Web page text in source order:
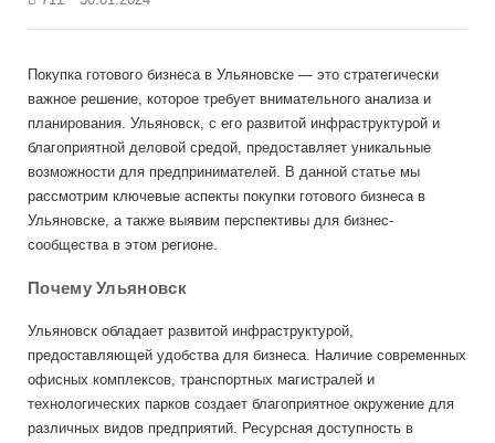
Покупка готового бизнеса в Ульяновске — это стратегически
важное решение, которое требует внимательного анализа и
планирования. Ульяновск, с его развитой инфраструктурой и
благоприятной деловой средой, предоставляет уникальные
возможности для предпринимателей. В данной статье мы
рассмотрим ключевые аспекты покупки готового бизнеса в
Ульяновске, а также выявим перспективы для бизнес-
сообщества в этом регионе.
Почему Ульяновск
Ульяновск обладает развитой инфраструктурой,
предоставляющей удобства для бизнеса. Наличие современных
офисных комплексов, транспортных магистралей и
технологических парков создает благоприятное окружение для
различных видов предприятий. Ресурсная доступность в